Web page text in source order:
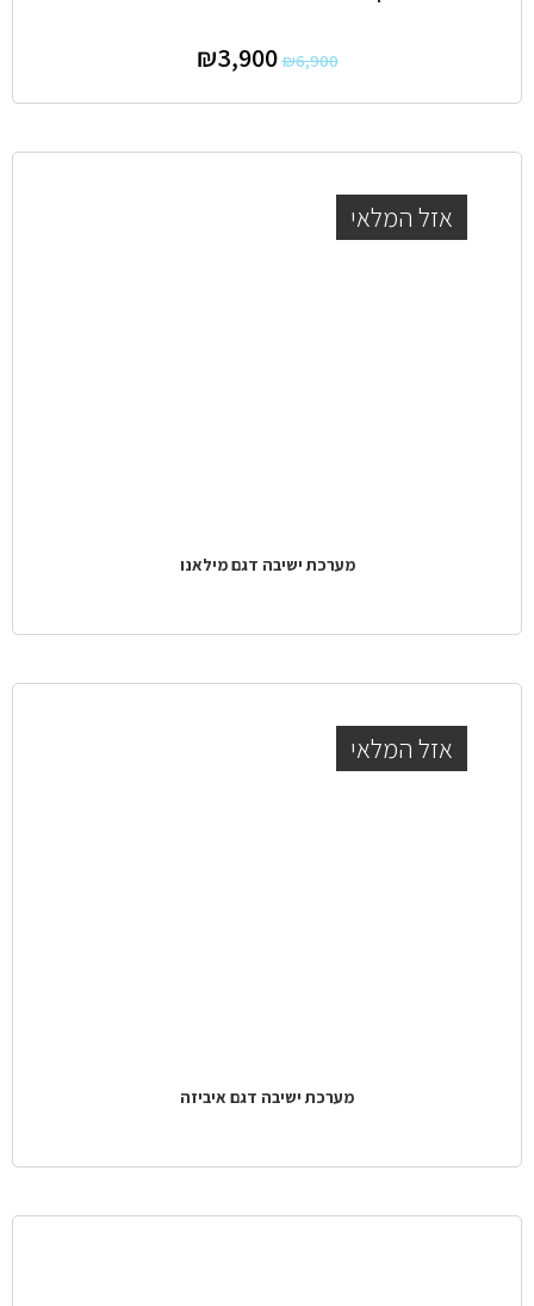
₪6,900
₪3,900
אזל המלאי
מערכת ישיבה דגם מילאנו
אזל המלאי
מערכת ישיבה דגם איביזה